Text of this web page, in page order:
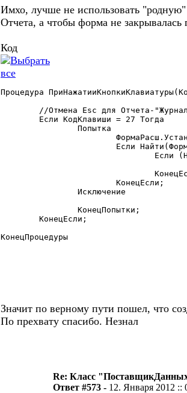
Имхо, лучше не использовать
Отчета, а чтобы форма не
Код
Процедура
КонецПроцедуры
Значит по верному пути пошел, что
По прехвату спасибо. Незнал
Re: Класс
Ответ #573 - 12. Января 2012 ::